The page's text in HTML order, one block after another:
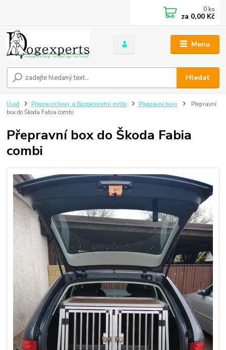
Menu
Hledat
0 ks
za 0,00 Kč
Úvod Přepravní boxy a Bezpečnostní mříže Přepravní boxy
Přepravní
box do Škoda Fabia combi
Přepravní box do Škoda Fabia
combi